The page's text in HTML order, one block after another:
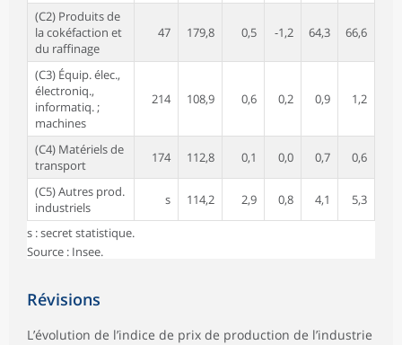
(C2) Produits de
la cokéfaction et
du raffinage
47 179,8 0,5 -1,2 64,3 66,6
(C3) Équip. élec.,
électroniq.,
informatiq. ;
machines
214 108,9 0,6 0,2 0,9 1,2
(C4) Matériels de
transport
174 112,8 0,1 0,0 0,7 0,6
(C5) Autres prod.
industriels
s 114,2 2,9 0,8 4,1 5,3
s : secret statistique.
Source : Insee.
Révisions
L’évolution de l’indice de prix de production de l’industrie